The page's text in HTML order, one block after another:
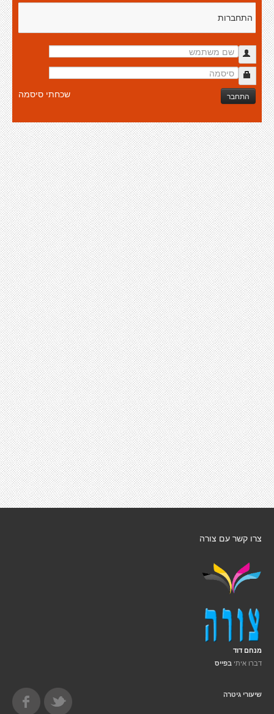
התחברות
התחבר שכחתי סיסמה
צרו קשר עם צורה
מנחם דוד
דברו איתי בפייס
שיעורי גיטרה